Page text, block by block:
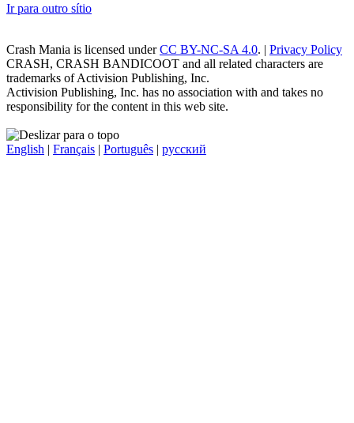
Ir para outro sítio
Crash Mania is licensed underCC BY-NC-SA 4.0. | Privacy Policy
CRASH, CRASH BANDICOOT and all related characters are
trademarks of Activision Publishing, Inc.
Activision Publishing, Inc. has no association with and takes no
responsibility for the content in this web site.
English | Français | Português | русский